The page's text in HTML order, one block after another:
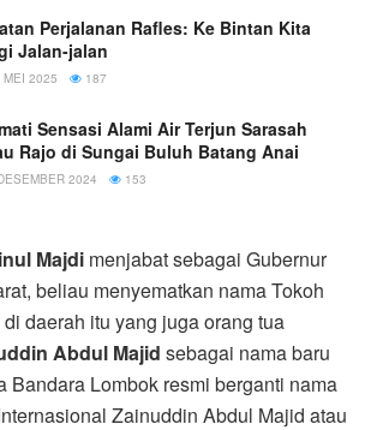
Perjalanan Rafles: Ke Bintan Kita
Jalan-jalan
MEI 2025 187
Sensasi Alami Air Terjun Sarasah
Rajo di Sungai Buluh Batang Anai
2024 153
Majdi menjabat sebagai Gubernur
beliau menyematkan nama Tokoh
daerah itu yang juga orang tua
Abdul Majid sebagai nama baru
Bandara Lombok resmi berganti nama
Zainuddin Abdul Majid atau